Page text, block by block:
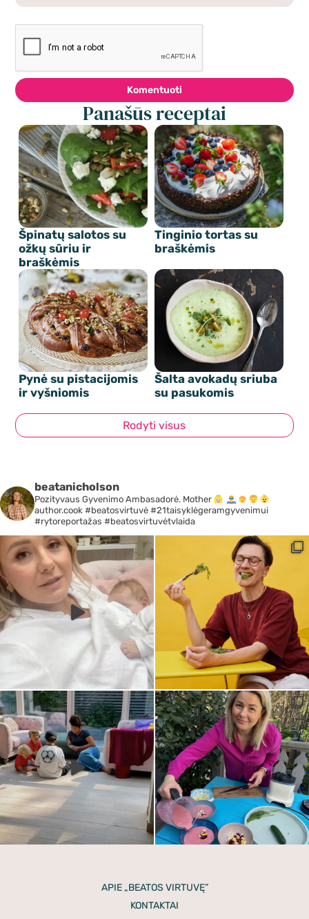
Komentuoti
Panašūs receptai
Špinatų salotos su
ožkų sūriu ir
braškėmis
Tinginio tortas su
braškėmis
Pynė su pistacijomis
ir vyšniomis
Šalta avokadų sriuba
su pasukomis
Rodyti visus
beatanicholson
Pozityvaus Gyvenimo Ambasadorė. Mother
author.cook #beatosvirtuvė #21taisyklėgeramgyvenimui
#rytoreportažas #beatosvirtuvėtvlaida
APIE „BEATOS VIRTUVĘ”
KONTAKTAI